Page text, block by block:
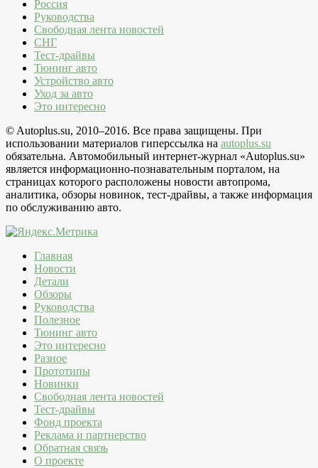
Россия
Руководства
Свободная лента новостей
СНГ
Тест-драйвы
Тюнинг авто
Устройство авто
Уход за авто
Это интересно
© Autoplus.su, 2010–2016. Все права защищены. При
использовании материалов гиперссылка на autoplus.su
обязательна. Автомобильный интернет-журнал «Autoplus.su»
является информационно-познавательным порталом, на
страницах которого расположены новости автопрома,
аналитика, обзоры новинок, тест-драйвы, а также информация
по обслуживанию авто.
Главная
Новости
Детали
Обзоры
Руководства
Полезное
Тюнинг авто
Это интересно
Разное
Прототипы
Новинки
Свободная лента новостей
Тест-драйвы
Фонд проекта
Реклама и партнерство
Обратная связь
О проекте